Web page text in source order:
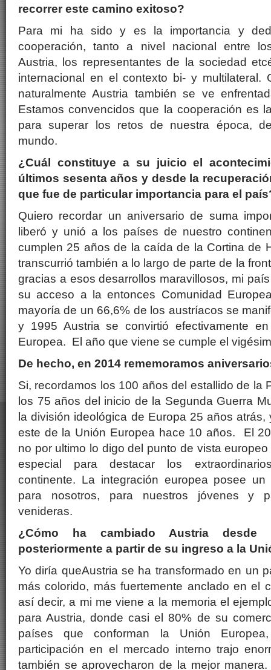
recorrer este camino exitoso?
Para mi ha sido y es la importancia y
cooperación, tanto a nivel nacional entre
Austria, los representantes de la sociedad
internacional en el contexto bi- y multilateral.
naturalmente Austria también se ve
Estamos convencidos que la cooperación es
para superar los retos de nuestra época,
mundo.
¿Cuál constituye a su juicio el
últimos sesenta años y desde la
que fue de particular importancia para el
Quiero recordar un aniversario de suma
liberó y unió a los países de nuestro
cumplen 25 años de la caída de la Cortina de
transcurrió también a lo largo de parte de la
gracias a esos desarrollos maravillosos, mi
su acceso a la entonces Comunidad
mayoría de un 66,6% de los austríacos se
y 1995 Austria se convirtió efectivamente
Europea. El año que viene se cumple el
De hecho, en 2014 rememoramos
Si, recordamos los 100 años del estallido de la
los 75 años del inicio de la Segunda Guerra
la división ideológica de Europa 25 años
este de la Unión Europea hace 10 años. El
no por ultimo lo digo del punto de vista
especial para destacar los
continente. La integración europea posee un
para nosotros, para nuestros jóvenes y
venideras.
¿Cómo ha cambiado Austria desde
posteriormente a partir de su ingreso a la
Yo diría queAustria se ha transformado en un
más colorido, más fuertemente anclado en el
así decir, a mi me viene a la memoria el
para Austria, donde casi el 80% de su
países que conforman la Unión
participación en el mercado interno trajo
también se aprovecharon de la mejor